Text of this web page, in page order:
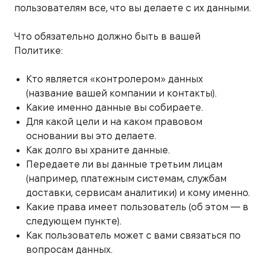
пользователям все, что вы делаете с их данными.
Что обязательно должно быть в вашей
Политике:
Кто является «контролером» данных
(название вашей компании и контакты).
Какие именно данные вы собираете.
Для какой цели и на каком правовом
основании вы это делаете.
Как долго вы храните данные.
Передаете ли вы данные третьим лицам
(например, платежным системам, службам
доставки, сервисам аналитики) и кому именно.
Какие права имеет пользователь (об этом — в
следующем пункте).
Как пользователь может с вами связаться по
вопросам данных.